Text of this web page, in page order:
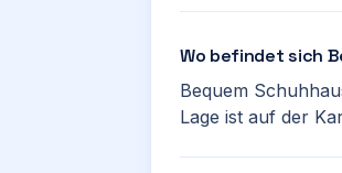
Wo befindet sich
Bequem
Lage ist auf der